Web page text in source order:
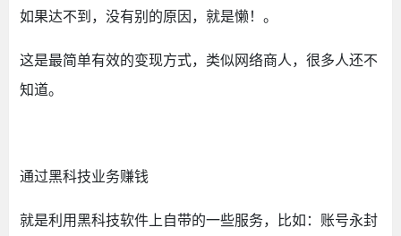
如果达不到，没有别的原因，就是懒！。
这是最简单有效的变现方式，类似网络商人，很多人还不
知道。
通过黑科技业务赚钱
就是利用黑科技软件上自带的一些服务，比如：账号永封